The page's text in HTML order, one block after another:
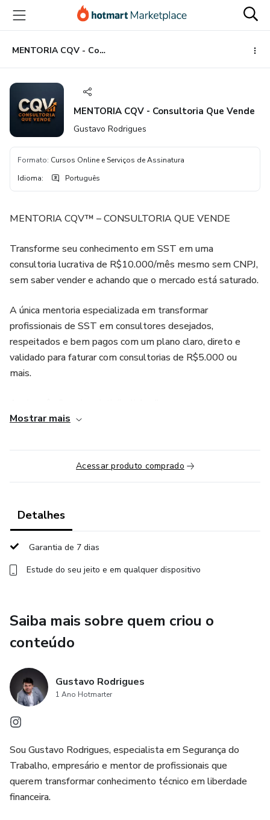
para
conteúdo
principal
para
pagamento
para
rodapé
MENTORIA CQV - Consultoria Que Vende
MENTORIA CQV - Consultoria Que Vende
Gustavo Rodrigues
Formato: Cursos Online e Serviços de Assinatura
Idioma: Português
MENTORIA CQV™ – CONSULTORIA QUE VENDE
Transforme seu conhecimento em SST em uma
consultoria lucrativa de R$10.000/mês mesmo sem CNPJ,
sem saber vender e achando que o mercado está saturado.
A única mentoria especializada em transformar
profissionais de SST em consultores desejados,
respeitados e bem pagos com um plano claro, direto e
validado para faturar com consultorias de R$5.000 ou
mais.
real.
VOCÊ VAI DESBLOQUEAR A SUA VERSÃO
mesmo da reunião
empresas começam a te procurar
✅ Aprender a cobrar com segurança e ver clientes dizendo
✅ Fechar contratos com postura e transformar cada cliente
em recorrência
pra cima toda semana
Essa é a nova identidade que você vai ativar.
Mostrar mais
Acessar produto comprado
Detalhes
Garantia de 7 dias
Estude do seu jeito e em qualquer dispositivo
Saiba mais sobre quem criou o
conteúdo
Gustavo Rodrigues
1 Ano Hotmarter
Sou Gustavo Rodrigues, especialista em Segurança do
Trabalho, empresário e mentor de profissionais que
querem transformar conhecimento técnico em liberdade
financeira.